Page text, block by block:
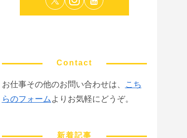
Contact
お仕事その他のお問い合わせは、
こち
らのフォーム よりお気軽にどうぞ。
新着記事